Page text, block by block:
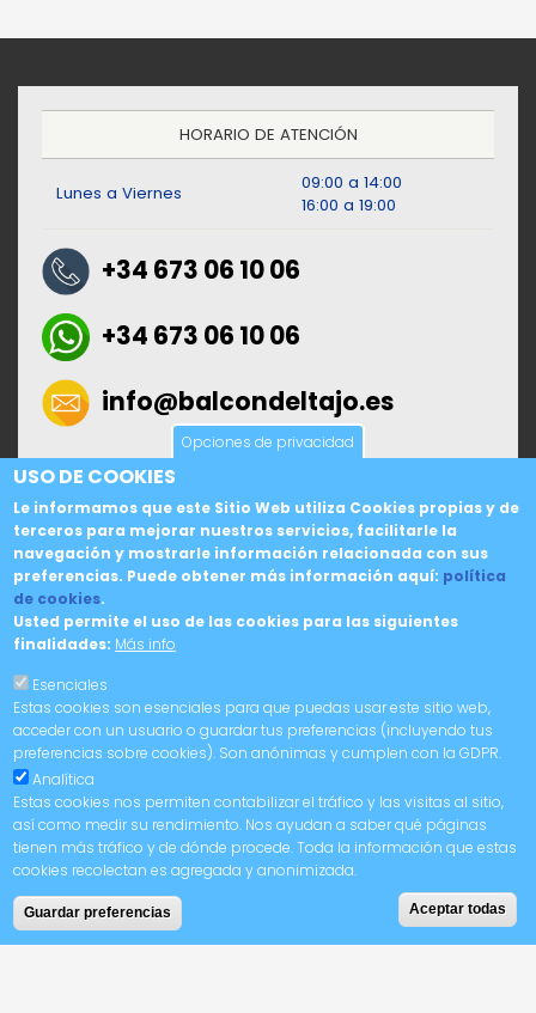
¡COMPRA YA!
HORARIO DE ATENCIÓN
Lunes a Viernes
09:00 a 14:00
16:00 a 19:00
+34 673 06 10 06
+34 673 06 10 06
info@balcondeltajo.es
AVISO LEGAL
Política de Cookies
Política de Privacidad
Condiciones de Compra
Copyright © 2025. Balcón del Tajo. Material gráfico cedido por la Diputación de
Cáceres.
Opciones de privacidad
USO DE COOKIES
Le informamos que este Sitio Web utiliza Cookies propias y de
terceros para mejorar nuestros servicios, facilitarle la
navegación y mostrarle información relacionada con sus
preferencias. Puede obtener más información aquí: política
de cookies.
Usted permite el uso de las cookies para las siguientes
finalidades: Más info
Esenciales
Estas cookies son esenciales para que puedas usar este sitio web,
acceder con un usuario o guardar tus preferencias (incluyendo tus
preferencias sobre cookies). Son anónimas y cumplen con la GDPR.
Analítica
Estas cookies nos permiten contabilizar el tráfico y las visitas al sitio,
así como medir su rendimiento. Nos ayudan a saber qué páginas
tienen más tráfico y de dónde procede. Toda la información que estas
cookies recolectan es agregada y anonimizada.
Guardar preferencias Aceptar todas